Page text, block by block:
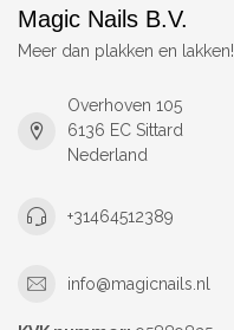
Magic Nails B.V.
Meer dan plakken en lakken!
Overhoven 105
6136 EC Sittard
Nederland
+31464512389
info@magicnails.nl